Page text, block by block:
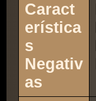
Caract
erística
s
Negativ
as